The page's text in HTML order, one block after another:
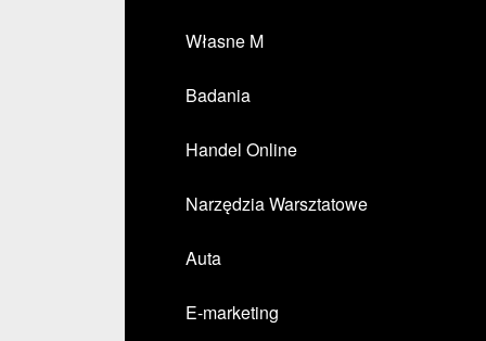
Własne M
Badania
Handel Online
Narzędzia Warsztatowe
Auta
E-marketing